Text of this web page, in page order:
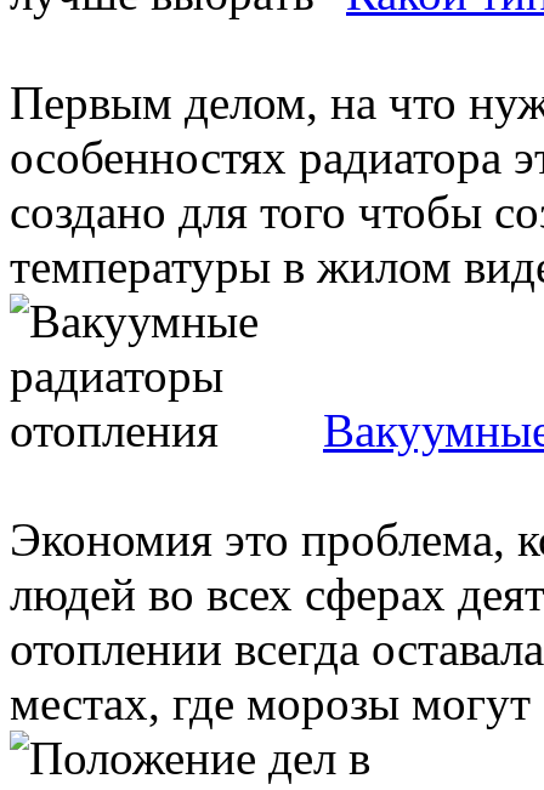
Первым делом, на что
особенностях радиатора
создано для того чтобы
температуры в жилом
Экономия это проблема,
людей во всех сферах
отоплении всегда
местах, где морозы